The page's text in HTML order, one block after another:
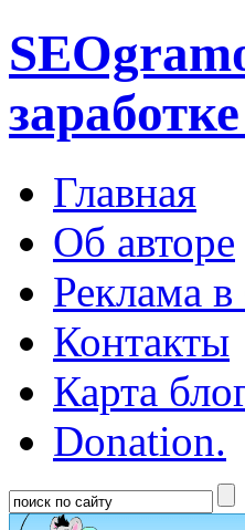
Главная
Об авторе
Реклама в
Контакты
Карта
Donation.